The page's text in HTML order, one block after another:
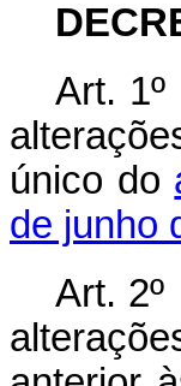
Art.
único do
de junho
Art.